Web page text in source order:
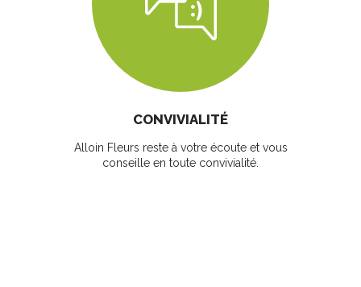
CONVIVIALITÉ
Alloin Fleurs reste à votre écoute et vous
conseille en toute convivialité.